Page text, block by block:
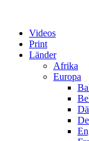
Videos
Print
Länder
Afrika
Europa